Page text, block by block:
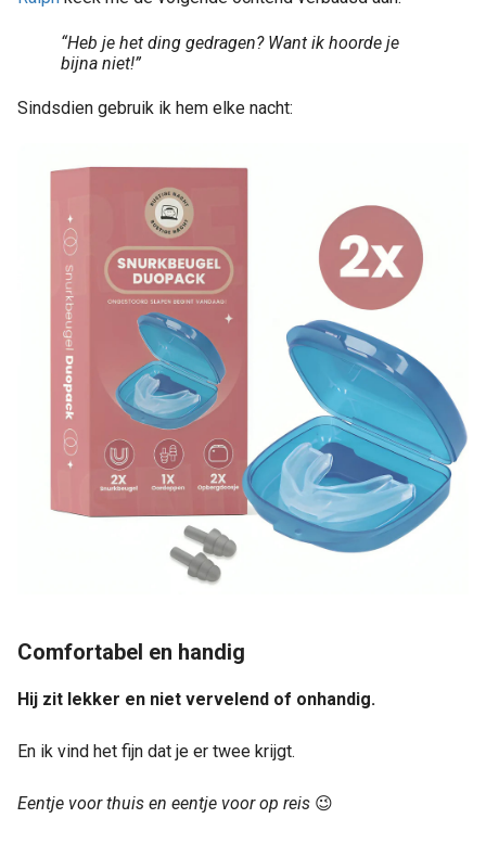
“Heb je het ding gedragen? Want ik hoorde je
bijna niet!”
Sindsdien gebruik ik hem elke nacht:
Comfortabel en handig
Hij zit lekker en niet vervelend of onhandig.
En ik vind het fijn dat je er twee krijgt.
Eentje voor thuis en eentje voor op reis 😉